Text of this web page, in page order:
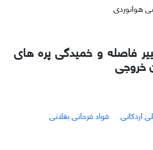
فاصله و خمیدگی پره های
خروجی
اردکانی
فواد فرحانی بغلانی